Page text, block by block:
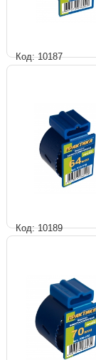
Код: 10187
Код: 10189